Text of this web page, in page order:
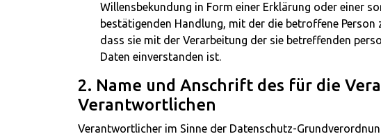
Willensbekundung in Form einer Erklärung oder einer
bestätigenden Handlung, mit der die betroffene Person
dass sie mit der Verarbeitung der sie betreffenden
Daten einverstanden ist.
2. Name und Anschrift des für die
Verantwortlichen
Verantwortlicher im Sinne der Datenschutz-